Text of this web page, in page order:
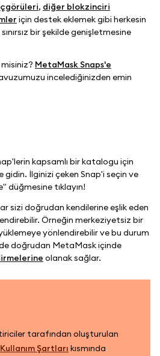
, diğer blokzinciri
için destek eklemek gibi herkesin
bir şekilde genişletmesine
MetaMask Snaps'e
incelediğinizden emin
kapsamlı bir katalogu için
gidin. İlginizi çeken Snap'i seçin ve
düğmesine tıklayın!
sizi doğrudan kendilerine eşlik eden
Örneğin merkeziyetsiz bir
yönlendirebilir ve bu durum
doğrudan MetaMask içinde
olanak sağlar.
tarafından oluşturulan
Kullanım Şartları kısmında